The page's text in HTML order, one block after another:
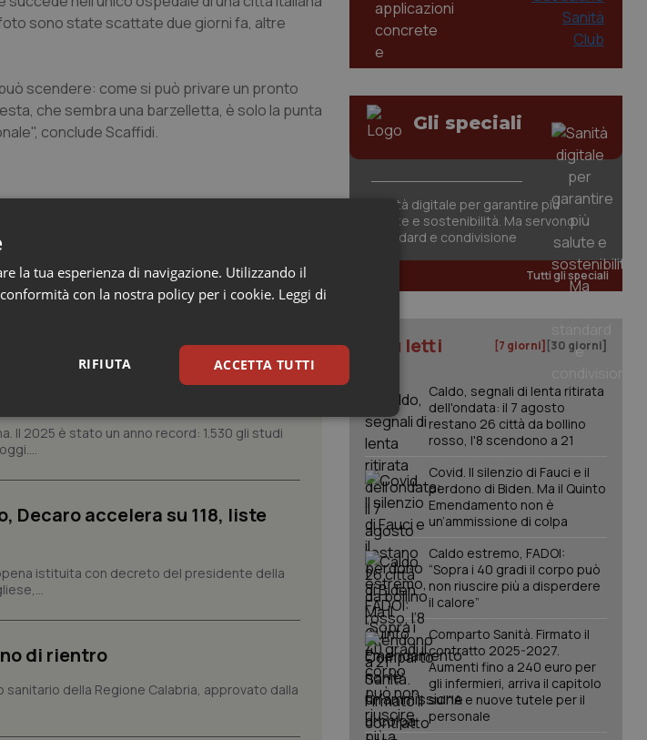
sono state scattate due giorni fa, altre
scendere: come si può privare un pronto
che sembra una barzelletta, è solo la punta
conclude Scaffidi.
2025 condotti 1.530 studi, il
Il 2025 è stato un anno record: 1.530 gli studi
Decaro accelera su 118, liste
istituita con decreto del presidente della
di rientro
della Regione Calabria, approvato dalla
Gli speciali
Sanità digitale per garantire più
salute e sostenibilità. Ma servono
standard e condivisione
Tutti gli speciali
I più letti [7 giorni] [30 giorni]
Caldo, segnali di lenta ritirata
dell'ondata: il 7 agosto
restano 26 città da bollino
rosso, l'8 scendono a 21
Covid. Il silenzio di Fauci e il
perdono di Biden. Ma il Quinto
Emendamento non è
un’ammissione di colpa
Caldo estremo, FADOI:
“Sopra i 40 gradi il corpo può
non riuscire più a disperdere
il calore”
Comparto Sanità. Firmato il
contratto 2025-2027.
Aumenti fino a 240 euro per
gli infermieri, arriva il capitolo
sull'IA e nuove tutele per il
personale
la tua esperienza di navigazione. Utilizzando il
con la nostra policy per i cookie. Leggi di
ACCETTA TUTTI
RIFIUTA
Statistici Marketing
abilitandone funzionalità di base quali la navigazione sulle pagine
di funzionare correttamente senza questi cookie.
Scadenza
Descrizione
5 mesi 4
settimane
Questo cookie viene utilizzato per memorizzare le
scelte di consenso e privacy dell'utente per la loro
del visitatore riguardo a varie politiche e
impostazioni sulla privacy, garantendo che le loro